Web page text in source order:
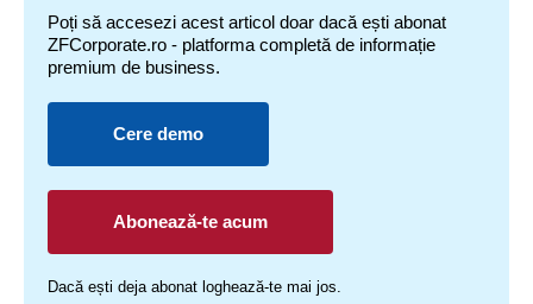
Poți să accesezi acest articol doar dacă ești abonat
ZFCorporate.ro - platforma completă de informație
premium de business.
Cere demo
Abonează-te acum
Dacă ești deja abonat loghează-te mai jos.